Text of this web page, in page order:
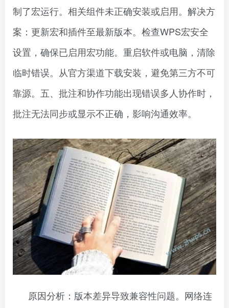
制了宏运行。相关组件未正确安装或启用。解决方
案：更新宏和插件至最新版本。检查WPS宏安全
设置，确保已启用宏功能。重启软件或电脑，清除
临时错误。从官方渠道下载安装，避免第三方不可
靠源。五、批注和协作功能出现错误多人协作时，
批注无法同步或显示不正确，影响沟通效率。
原因分析：版本差异导致兼容性问题。网络连